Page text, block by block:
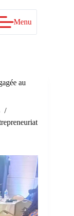
Menu
au